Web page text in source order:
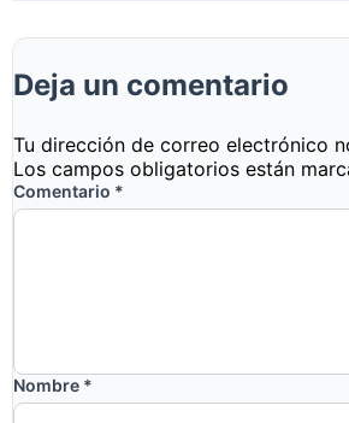
Deja un comentario
Tu dirección de correo electrónico
Los campos obligatorios están
Comentario *
Nombre *